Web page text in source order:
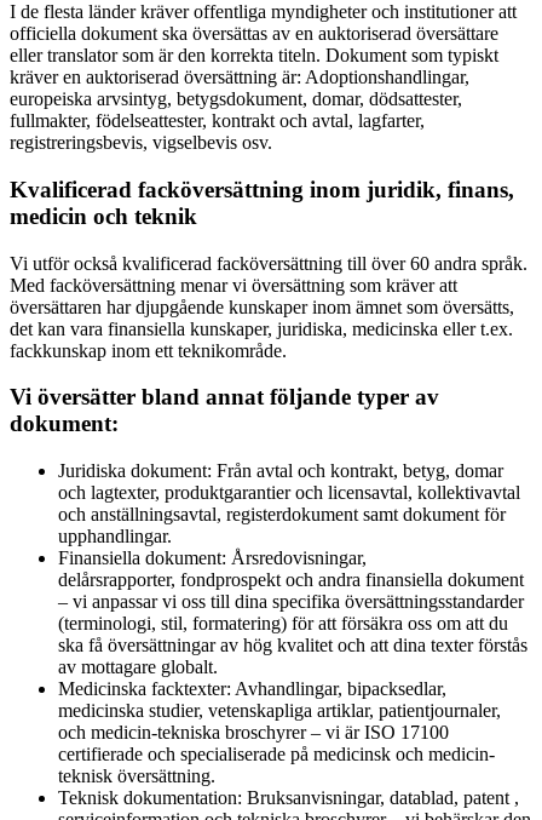
I de flesta länder kräver offentliga myndigheter och institutioner att
officiella dokument ska översättas av en auktoriserad översättare
eller translator som är den korrekta titeln. Dokument som typiskt
kräver en auktoriserad översättning är: Adoptionshandlingar,
europeiska arvsintyg, betygsdokument, domar, dödsattester,
fullmakter, födelseattester, kontrakt och avtal, lagfarter,
registreringsbevis, vigselbevis osv.
Kvalificerad facköversättning inom juridik, finans,
medicin och teknik
Vi utför också kvalificerad facköversättning till över 60 andra språk.
Med facköversättning menar vi översättning som kräver att
översättaren har djupgående kunskaper inom ämnet som översätts,
det kan vara finansiella kunskaper, juridiska, medicinska eller t.ex.
fackkunskap inom ett teknikområde.
Vi översätter bland annat följande typer av
dokument:
Juridiska dokument: Från avtal och kontrakt, betyg, domar
och lagtexter, produktgarantier och licensavtal, kollektivavtal
och anställningsavtal, registerdokument samt dokument för
upphandlingar.
Finansiella dokument: Årsredovisningar,
delårsrapporter, fondprospekt och andra finansiella dokument
– vi anpassar vi oss till dina specifika översättningsstandarder
(terminologi, stil, formatering) för att försäkra oss om att du
ska få översättningar av hög kvalitet och att dina texter förstås
av mottagare globalt.
Medicinska facktexter: Avhandlingar, bipacksedlar,
medicinska studier, vetenskapliga artiklar, patientjournaler,
och medicin-tekniska broschyrer – vi är ISO 17100
certifierade och specialiserade på medicinsk och medicin-
teknisk översättning.
Teknisk dokumentation: Bruksanvisningar, datablad, patent ,